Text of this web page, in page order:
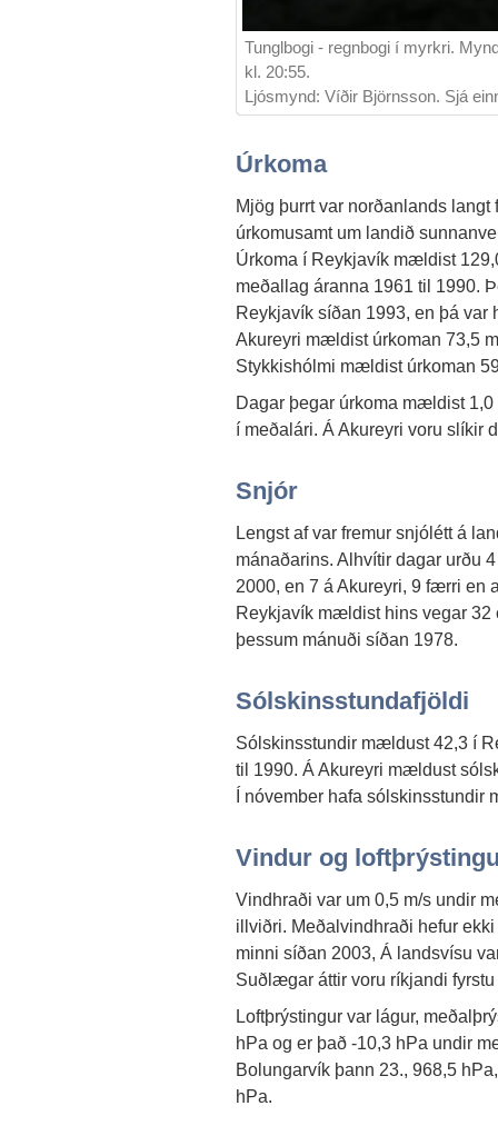
Tunglbogi - regnbogi í myrkri.
kl. 20:55.
Ljósmynd: Víðir Björnsson. Sjá
Úrkoma
Mjög þurrt var norðanlands
úrkomusamt um landið
Úrkoma í Reykjavík mældist
meðallag áranna 1961 til 1990.
Reykjavík síðan 1993, en þá var
Akureyri mældist úrkoman 73,5
Stykkishólmi mældist úrkoman
Dagar þegar úrkoma mældist
í meðalári. Á Akureyri voru slíkir
Snjór
Lengst af var fremur snjólétt á
mánaðarins. Alhvítir dagar urðu
2000, en 7 á Akureyri, 9 færri en
Reykjavík mældist hins vegar 32
þessum mánuði síðan 1978.
Sólskinsstundafjöldi
Sólskinsstundir mældust 42,3 í
til 1990. Á Akureyri mældust
Í nóvember hafa sólskinsstundir
Vindur og
Vindhraði var um 0,5 m/s undir
illviðri. Meðalvindhraði hefur
minni síðan 2003, Á landsvísu
Suðlægar áttir voru ríkjandi
Loftþrýstingur var lágur,
hPa og er það -10,3 hPa undir
Bolungarvík þann 23., 968,5
hPa.